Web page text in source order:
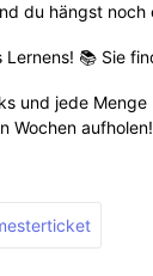
du hängst
📚 Sie
und jede
Wochen